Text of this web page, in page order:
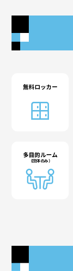
無料ロッカー
多目的ルーム
（団体のみ）